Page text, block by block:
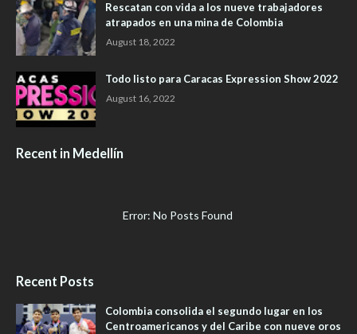
Rescatan con vida a los nueve trabajadores
atrapados en una mina de Colombia
August 18, 2022
Todo listo para Caracas Expression Show 2022
August 16, 2022
Recent in Medellín
Error: No Posts Found
Recent Posts
Colombia consolida el segundo lugar en los
Centroamericanos y del Caribe con nueve oros